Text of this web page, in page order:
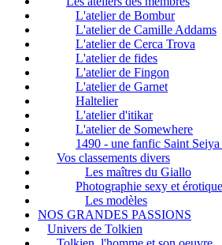
L'atelier de Bombur
L'atelier de Camille Addams
L'atelier de Cerca Trova
L'atelier de fides
L'atelier de Fingon
L'atelier de Garnet
Haltelier
L'atelier d'itikar
L'atelier de Somewhere
1490 - une fanfic Saint
Vos classements divers
Les maîtres du Giallo
Photographie sexy et érotique
Les modèles
NOS GRANDES PASSIONS
Univers de Tolkien